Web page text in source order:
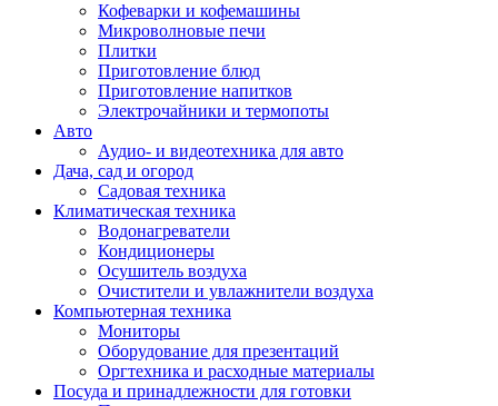
Кофеварки и кофемашины
Микроволновые печи
Плитки
Приготовление блюд
Приготовление напитков
Электрочайники и термопоты
Авто
Аудио- и видеотехника для авто
Дача, сад и огород
Садовая техника
Климатическая техника
Водонагреватели
Кондиционеры
Осушитель воздуха
Очистители и увлажнители воздуха
Компьютерная техника
Мониторы
Оборудование для презентаций
Оргтехника и расходные материалы
Посуда и принадлежности для готовки